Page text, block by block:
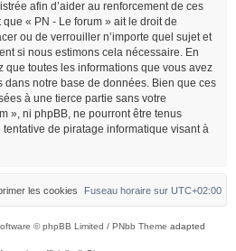
afin d’aider au renforcement de ces
« PN - Le forum » ait le droit de
ou de verrouiller n’importe quel sujet et
si nous estimons cela nécessaire. En
que toutes les informations que vous avez
notre base de données. Bien que ces
à une tierce partie sans votre
», ni phpBB, ne pourront être tenus
de piratage informatique visant à
Fuseau horaire sur UTC+02:00
les cookies
© phpBB Limited / PNbb Theme adapted